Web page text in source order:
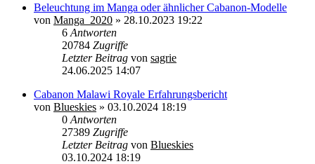
Beleuchtung im Manga oder ähnlicher Cabanon-Modelle
von Manga_2020 » 28.10.2023 19:22
6 Antworten
20784 Zugriffe
Letzter Beitrag von sagrie
24.06.2025 14:07
Cabanon Malawi Royale Erfahrungsbericht
von Blueskies » 03.10.2024 18:19
0 Antworten
27389 Zugriffe
Letzter Beitrag von Blueskies
03.10.2024 18:19